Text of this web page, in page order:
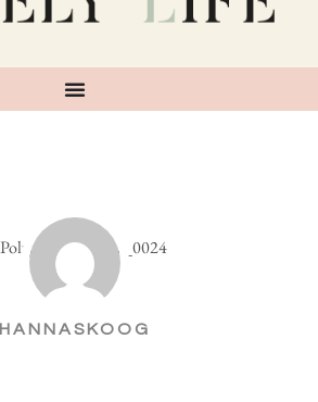
HANNASKOOG